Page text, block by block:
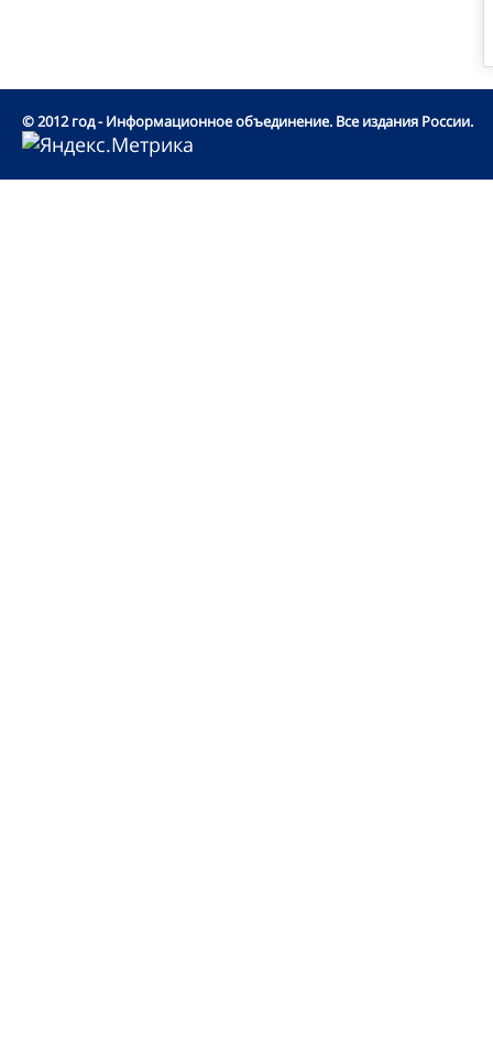
© 2012 год - Информационное объединение. Все издания России.